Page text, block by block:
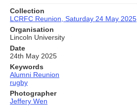
Collection
LCRFC Reunion, Saturday 24 May 2025
Organisation
Lincoln University
Date
24th May 2025
Keywords
Alumni Reunion
rugby
Photographer
Jeffery Wen